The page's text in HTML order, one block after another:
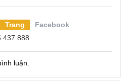
Trang
Facebook
437 888
luận.